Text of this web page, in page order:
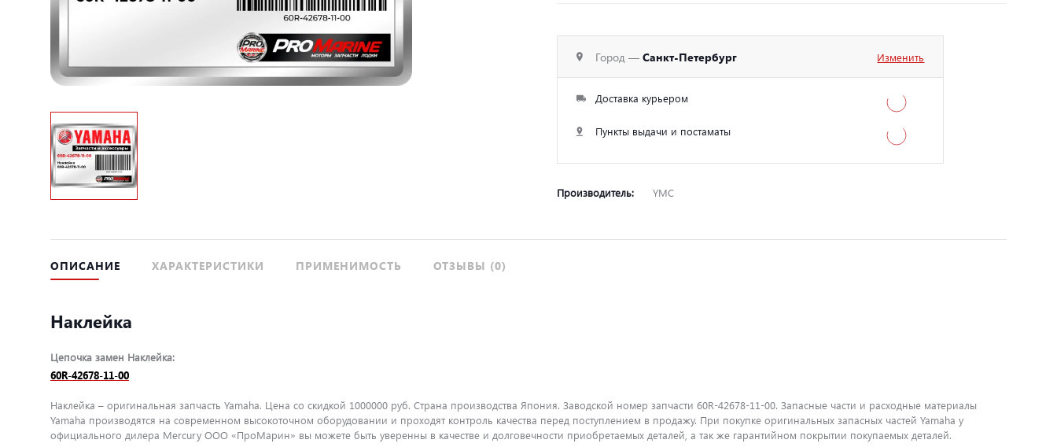
Город —Санкт-Петербург Изменить
Доставка курьером
Пункты выдачи и постаматы
Производитель: YMC
ОПИСАНИЕ ХАРАКТЕРИСТИКИ ПРИМЕНИМОСТЬ ОТЗЫВЫ (0)
Наклейка
Цепочка замен Наклейка:
60R-42678-11-00
Наклейка – оригинальная запчасть Yamaha. Цена со скидкой 1000000 руб. Страна производства Япония. Заводской номер запчасти 60R-42678-11-00. Запасные части и расходные материалы
Yamaha производятся на современном высокоточном оборудовании и проходят контроль качества перед поступлением в продажу. При покупке оригинальных запасных частей Yamaha у
официального дилера Mercury ООО «ПроМарин» вы можете быть уверенны в качестве и долговечности приобретаемых деталей, а так же гарантийном покрытии покупаемых деталей.